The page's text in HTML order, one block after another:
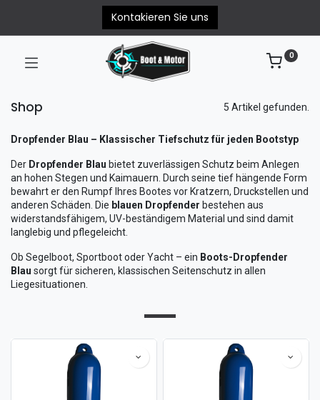
Kontakieren Sie uns
0
Shop 5 Artikel gefunden.
Dropfender Blau – Klassischer Tiefschutz für jeden Bootstyp
Der Dropfender Blau bietet zuverlässigen Schutz beim Anlegen
an hohen Stegen und Kaimauern. Durch seine tief hängende Form
bewahrt er den Rumpf Ihres Bootes vor Kratzern, Druckstellen und
anderen Schäden. Die blauen Dropfender bestehen aus
widerstandsfähigem, UV-beständigem Material und sind damit
langlebig und pflegeleicht.
Ob Segelboot, Sportboot oder Yacht – ein Boots-Dropfender
Blau sorgt für sicheren, klassischen Seitenschutz in allen
Liegesituationen.